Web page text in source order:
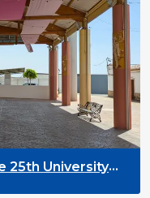
25th University